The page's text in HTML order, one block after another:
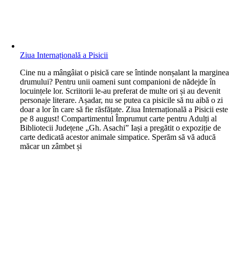
Ziua Internațională a Pisicii
Cine nu a mângâiat o pisică care se întinde nonșalant la marginea
drumului? Pentru unii oameni sunt companioni de nădejde în
locuințele lor. Scriitorii le-au preferat de multe ori și au devenit
personaje literare. Așadar, nu se putea ca pisicile să nu aibă o zi
doar a lor în care să fie răsfățate. Ziua Internațională a Pisicii este
pe 8 august! Compartimentul Împrumut carte pentru Adulți al
Bibliotecii Județene „Gh. Asachi” Iași a pregătit o expoziție de
carte dedicată acestor animale simpatice. Sperăm să vă aducă
măcar un zâmbet și